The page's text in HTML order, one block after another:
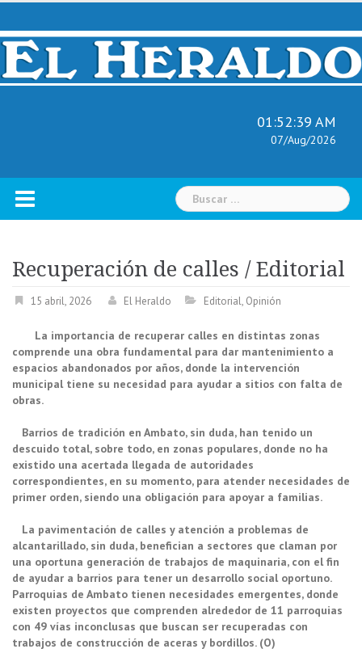
Skip
content
01:52:40 AM
07/Aug/2026
Buscar:
Recuperación de calles / Editorial
15 abril, 2026 El Heraldo Editorial, Opinión
La importancia de recuperar calles en distintas zonas
comprende una obra fundamental para dar mantenimiento a
espacios abandonados por años, donde la intervención
municipal tiene su necesidad para ayudar a sitios con falta de
obras.
Barrios de tradición en Ambato, sin duda, han tenido un
descuido total, sobre todo, en zonas populares, donde no ha
existido una acertada llegada de autoridades
correspondientes, en su momento, para atender necesidades de
primer orden, siendo una obligación para apoyar a familias.
La pavimentación de calles y atención a problemas de
alcantarillado, sin duda, benefician a sectores que claman por
una oportuna generación de trabajos de maquinaria, con el fin
de ayudar a barrios para tener un desarrollo social oportuno.
Parroquias de Ambato tienen necesidades emergentes, donde
existen proyectos que comprenden alrededor de 11 parroquias
con 49 vías inconclusas que buscan ser recuperadas con
trabajos de construcción de aceras y bordillos. (O)